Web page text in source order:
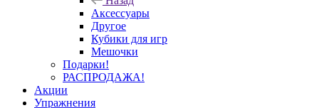
Аксессуары
Другое
Кубики для игр
Мешочки
Подарки!
РАСПРОДАЖА!
Акции
Упражнения